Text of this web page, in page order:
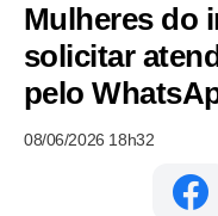
Mulheres do
solicitar
pelo
08/06/2026 18h32